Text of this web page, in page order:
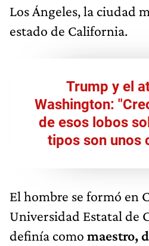
Los Ángeles, la ciudad
estado de California.
Trump y el
Washington:
de esos lobos
tipos son unos
El hombre se formó en
Universidad Estatal de
definía como maestro,